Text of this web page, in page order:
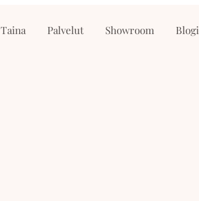
Taina Palvelut Showroom Blogi